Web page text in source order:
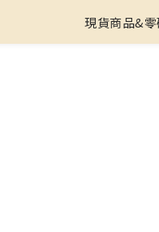
現貨商品&